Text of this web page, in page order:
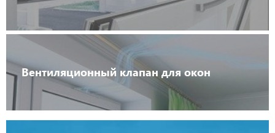
Вентиляционный клапан для окон